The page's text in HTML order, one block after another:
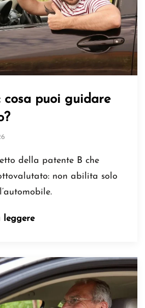
cosa puoi guidare
della patente B che
non abilita solo
leggere